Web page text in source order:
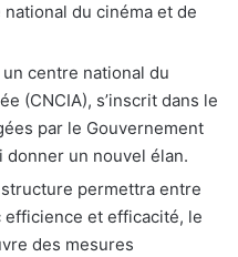
du cinéma et de
centre national du
(CNCIA), s’inscrit dans le
par le Gouvernement
un nouvel élan.
permettra entre
efficience et efficacité, le
des mesures